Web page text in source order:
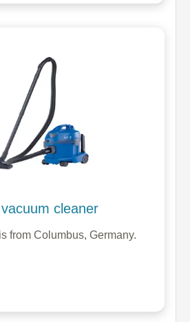
cleaner
from Columbus, Germany.